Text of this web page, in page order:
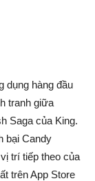
dụng hàng đầu
tranh giữa
Saga của King.
bại Candy
trí tiếp theo của
trên App Store